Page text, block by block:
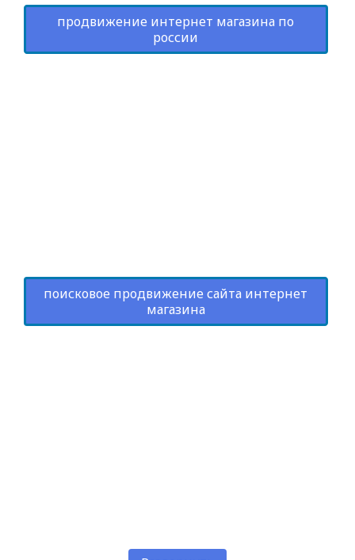
продвижение интернет магазина по
россии
поисковое продвижение сайта интернет
магазина